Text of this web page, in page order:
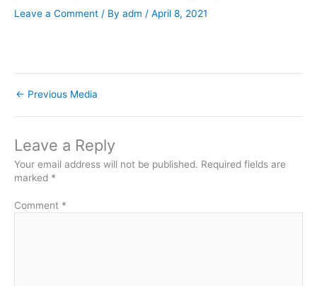
Leave a Comment / By adm / April 8, 2021
← Previous Media
Leave a Reply
Your email address will not be published. Required fields are
marked *
Comment *